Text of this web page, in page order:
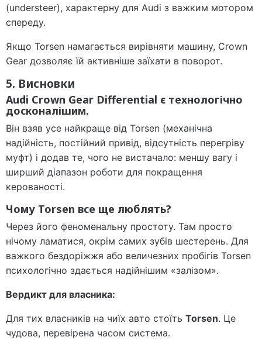
(understeer), характерну для Audi з важким мотором
спереду.
Якщо Torsen намагається вирівняти машину, Crown
Gear дозволяє їй активніше заїхати в поворот.
5. Висновки
Audi Crown Gear Differential є технологічно
досконалішим.
Він взяв усе найкраще від Torsen (механічна
надійність, постійний привід, відсутність перегріву
муфт) і додав те, чого не вистачало: меншу вагу і
ширший діапазон роботи для покращення
керованості.
Чому Torsen все ще люблять?
Через його феноменальну простоту. Там просто
нічому ламатися, окрім самих зубів шестерень. Для
важкого бездоріжжя або величезних пробігів Torsen
психологічно здається надійнішим «залізом».
Вердикт для власника:
Для тих власників на чиїх авто стоїть Torsen. Це
чудова, перевірена часом система.